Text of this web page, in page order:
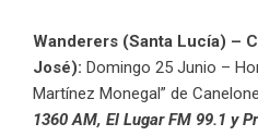
Wanderers (Santa Lucía) –
José): Domingo 25 Junio –
Martínez Monegal” de
1360 AM, El Lugar FM 99.1 y